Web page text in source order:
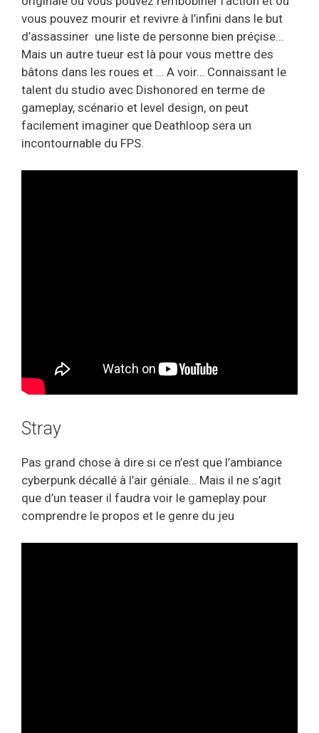
vous pouvez mourir et revivre à l’infini dans le but
d’assassiner une liste de personne bien préçise…
Mais un autre tueur est là pour vous mettre des
bâtons dans les roues et … A voir… Connaissant le
talent du studio avec Dishonored en terme de
gameplay, scénario et level design, on peut
facilement imaginer que Deathloop sera un
incontournable du FPS.
Stray
Pas grand chose à dire si ce n’est que l’ambiance
cyberpunk décallé à l’air géniale… Mais il ne s’agit
que d’un teaser il faudra voir le gameplay pour
comprendre le propos et le genre du jeu